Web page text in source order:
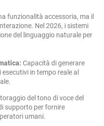
funzionalità accessoria, ma il
Nel 2026, i sistemi
del linguaggio naturale per
Capacità di generare
in tempo reale al
del tono di voce del
supporto per fornire
umani.